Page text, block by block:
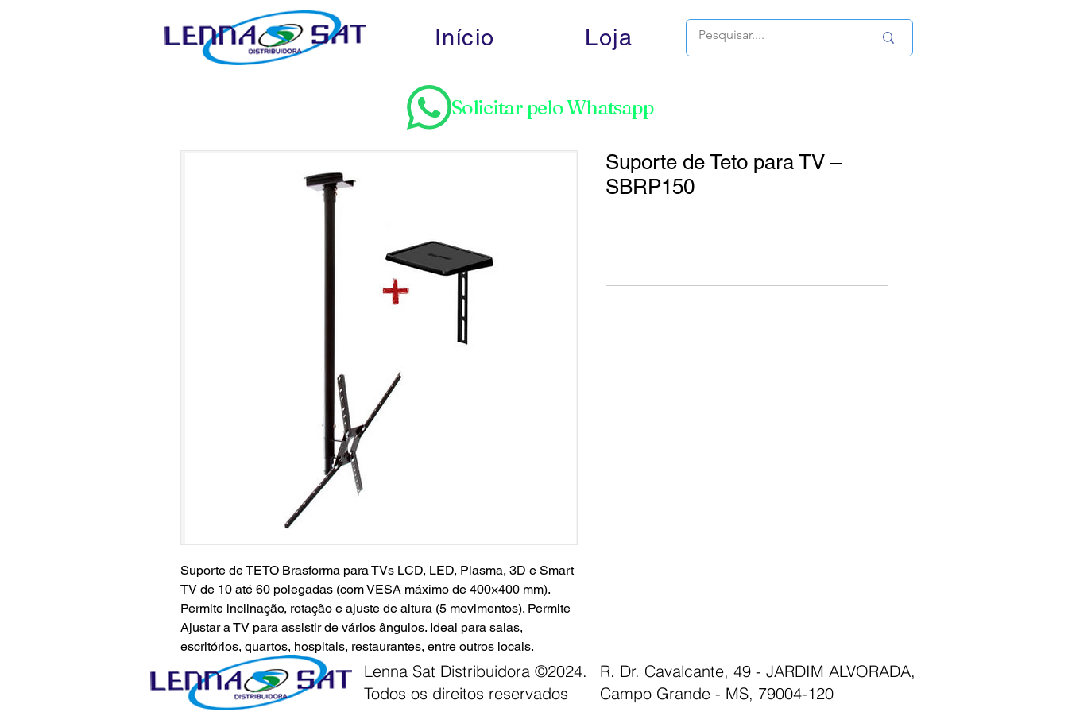
Início Loja
Solicitar pelo Whatsapp
Suporte de TETO Brasforma para TVs LCD, LED, Plasma, 3D e Smart
TV de 10 até 60 polegadas (com VESA máximo de 400×400 mm).
Permite inclinação, rotação e ajuste de altura (5 movimentos). Permite
Ajustar a TV para assistir de vários ângulos. Ideal para salas,
escritórios, quartos, hospitais, restaurantes, entre outros locais.
Suporte de Teto para TV –
SBRP150
Lenna Sat Distribuidora ©2024.
Todos os direitos reservados
R. Dr. Cavalcante, 49 - JARDIM ALVORADA,
Campo Grande - MS, 79004-120